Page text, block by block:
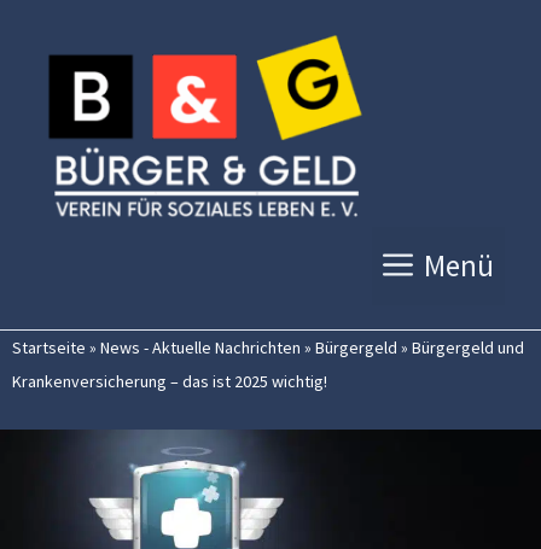
Inhalt
springen
Menü
Startseite » News - Aktuelle Nachrichten » Bürgergeld » Bürgergeld und
Krankenversicherung – das ist 2025 wichtig!